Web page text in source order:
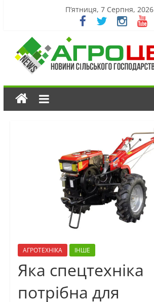
П’ятниця, 7 Серпня, 2026
АГРОТЕХНІКА ІНШЕ
Яка спецтехніка
потрібна для